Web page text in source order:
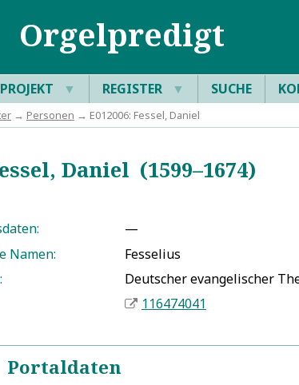
Orgelpredigt
PROJEKT ▼ REGISTER ▼ SUCHE
→ Personen → E012006: Fessel, Daniel
Daniel (1599–1674)
—
Namen:
Fesselius
Deutscher evangelischer
116474041
Portaldaten